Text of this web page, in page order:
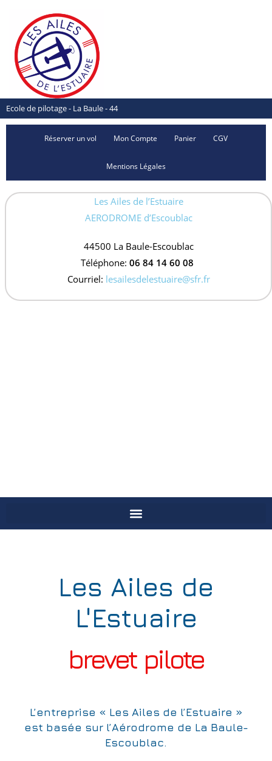
Ecole de pilotage - La Baule - 44
Réserver un vol Mon Compte Panier CGV
Mentions Légales
Les Ailes de l’Estuaire
AERODROME d’Escoublac
44500 La Baule-Escoublac
Téléphone: 06 84 14 60 08
Courriel: lesailesdelestuaire@sfr.fr
Les Ailes de
L'Estuaire
brevet pilote
L’entreprise « Les Ailes de l’Estuaire »
est basée sur l’Aérodrome de La Baule-
Escoublac.